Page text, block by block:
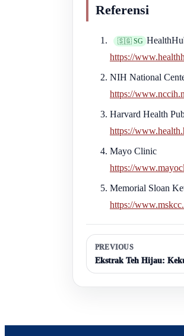
Referensi
🇸🇬 SG
https://
NIH National
https://
Harvard Health
https://
Mayo Clinic
https://
Memorial Sloan
https://
PREVIOUS
Ekstrak Teh Hijau: